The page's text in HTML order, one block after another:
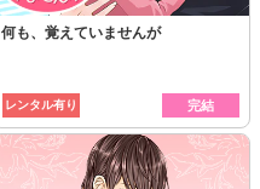
何も、覚えていませんが
レンタル有り 完結